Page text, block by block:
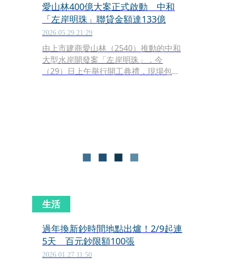
愛山林400億大案正式啟動 中和
「左岸明珠」聯貸金額達133億
2026.05.29 21:29
由上市建商愛山林（2540）推動的中和
大型水岸開發案「左岸明珠」，今
（29）日上午舉行開工典禮，現場包括
生活
過年換新鈔時間地點出爐！2/9起連
5天 百元鈔限額100張
2026.01.27 11:50